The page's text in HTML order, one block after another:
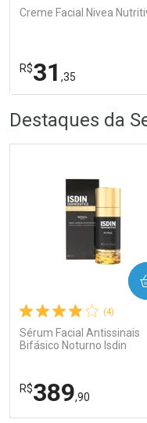
Creme Facial Nivea
R$31 ,35
Laboratório
Ativar Desconto
Comprar sem Desconto
Por R$ 31,35/cada
Por Menos
Comprar sem Desconto
Por R$ 31,35/cada
Destaques da
(4)
Sérum Facial Antissinais
Bifásico Noturno Isdin
R$389,90
COMPRAR